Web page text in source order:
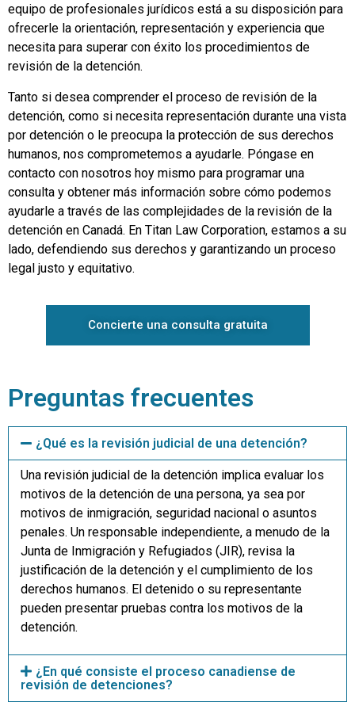
equipo de profesionales jurídicos está a su disposición para
ofrecerle la orientación, representación y experiencia que
necesita para superar con éxito los procedimientos de
revisión de la detención.
Tanto si desea comprender el proceso de revisión de la
detención, como si necesita representación durante una vista
por detención o le preocupa la protección de sus derechos
humanos, nos comprometemos a ayudarle. Póngase en
contacto con nosotros hoy mismo para programar una
consulta y obtener más información sobre cómo podemos
ayudarle a través de las complejidades de la revisión de la
detención en Canadá. En Titan Law Corporation, estamos a su
lado, defendiendo sus derechos y garantizando un proceso
legal justo y equitativo.
Concierte una consulta gratuita
Preguntas frecuentes
¿Qué es la revisión judicial de una detención?
Una revisión judicial de la detención implica evaluar los
motivos de la detención de una persona, ya sea por
motivos de inmigración, seguridad nacional o asuntos
penales. Un responsable independiente, a menudo de la
Junta de Inmigración y Refugiados (JIR), revisa la
justificación de la detención y el cumplimiento de los
derechos humanos. El detenido o su representante
pueden presentar pruebas contra los motivos de la
detención.
¿En qué consiste el proceso canadiense de
revisión de detenciones?